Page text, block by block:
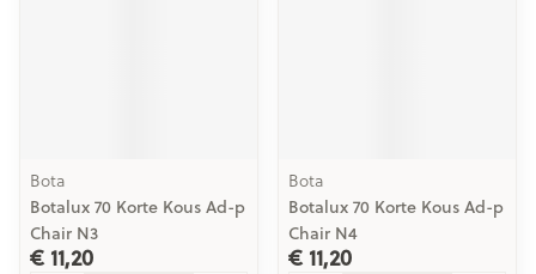
Bota
Botalux 70 Korte Kous Ad-p
Chair N3
€ 11,20
Bota
Botalux 70 Korte Kous Ad-p
Chair N4
€ 11,20